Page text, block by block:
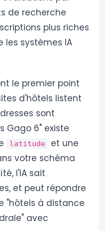
de recherche
plus riches
les systèmes IA
le premier point
d'hôtels listent
sont
Gago 6" existe
latitude et une
votre schéma
l'IA sait
et peut répondre
"hôtels à distance
avec